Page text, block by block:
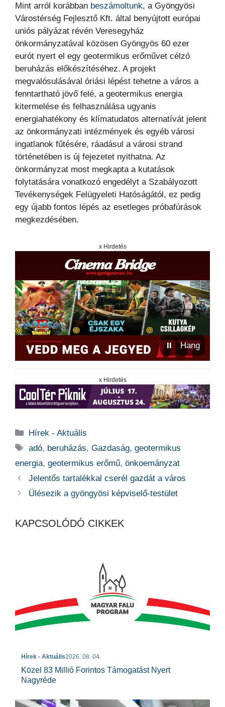
Mint arról korábban beszámoltunk, a Gyöngyösi
Várostérség Fejlesztő Kft. által benyújtott európai
uniós pályázat révén Veresegyház
önkormányzatával közösen Gyöngyös 60 ezer
eurót nyert el egy geotermikus erőművet célzó
beruházás előkészítéséhez. A projekt
megvalósulásával óriási lépést tehetne a város a
fenntartható jövő felé, a geotermikus energia
kitermelése és felhasználása ugyanis
energiahatékony és klímatudatos alternatívát jelent
az önkormányzati intézmények és egyéb városi
ingatlanok fűtésére, ráadásul a városi strand
történetében is új fejezetet nyithatna. Az
önkormányzat most megkapta a kutatások
folytatására vonatkozó engedélyt a Szabályozott
Tevékenységek Felügyeleti Hatóságától, ez pedig
egy újabb fontos lépés az esetleges próbafúrások
megkezdésében.
x Hirdetés
⏸ Hang
x Hirdetés
Kategória
Hírek - Aktuális
Címkék
adó, beruházás,Gazdaság,geotermikus
energia, geotermikus erőmű, önkoemányzat
Jelentős tartalékkal cserél gazdát a város
Ülésezik a gyöngyösi képviselő-testület
KAPCSOLÓDÓ CIKKEK
Hírek - Aktuális2026. 08. 04.
Közel 83 Millió Forintos Támogatást Nyert
Nagyréde